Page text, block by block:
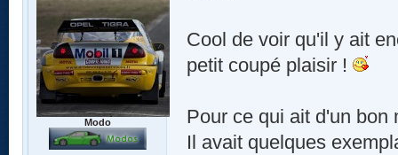
Modo
Cool de voir qu'il y ait
petit coupé plaisir !
Pour ce qui ait d'un bon
Il avait quelques